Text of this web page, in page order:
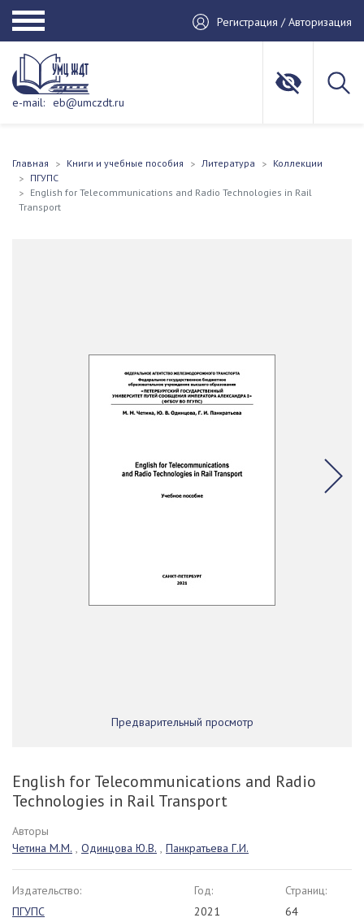
Регистрация / Авторизация
e-mail: eb@umczdt.ru
Главная Книги и учебные пособия Литература
Коллекции
ПГУПС
English for Telecommunications and Radio Technologies in Rail
Transport
Предварительный просмотр
English for Telecommunications and Radio
Technologies in Rail Transport
Авторы
Четина М.М. , Одинцова Ю.В. , Панкратьева Г.И.
Издательство:
ПГУПС
Год:
2021
Страниц:
64